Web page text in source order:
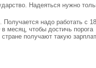
Надеяться нужно
Получается надо работать с
месяц, чтобы достичь порога
получают такую